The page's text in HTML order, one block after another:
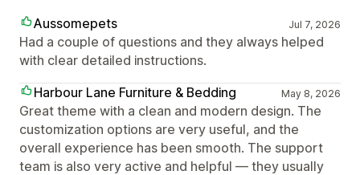
Aussomepets Jul 7, 2026
Had a couple of questions and they always helped
with clear detailed instructions.
Harbour Lane Furniture & Bedding
May 8, 2026
Great theme with a clean and modern design. The
customization options are very useful, and the
overall experience has been smooth. The support
team is also very active and helpful — they usually